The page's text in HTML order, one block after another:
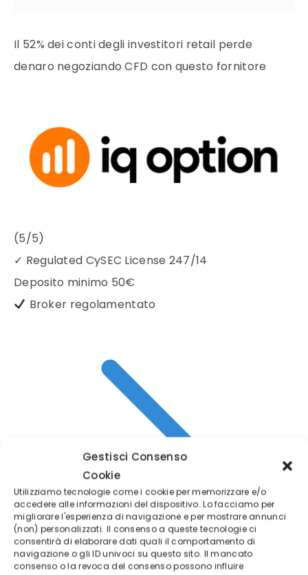
Gestisci Consenso
Cookie
Utilizziamo tecnologie come i cookie per memorizzare e/o
accedere alle informazioni del dispositivo. Lo facciamo per
migliorare l'esperienza di navigazione e per mostrare annunci
(non) personalizzati. Il consenso a queste tecnologie ci
consentirà di elaborare dati quali il comportamento di
navigazione o gli ID univoci su questo sito. Il mancato
consenso o la revoca del consenso possono influire
Il 52% dei conti degli investitori retail perde
denaro negoziando CFD con questo fornitore
(5/5)
✓ Regulated CySEC License 247/14
Deposito minimo 50€
Broker regolamentato